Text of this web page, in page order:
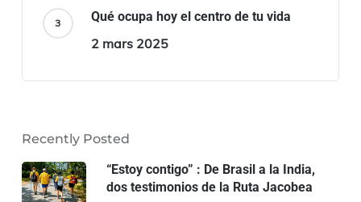
Qué ocupa hoy el centro de tu vida
2 mars 2025
Recently Posted
“Estoy contigo” : De Brasil a la India,
dos testimonios de la Ruta Jacobea